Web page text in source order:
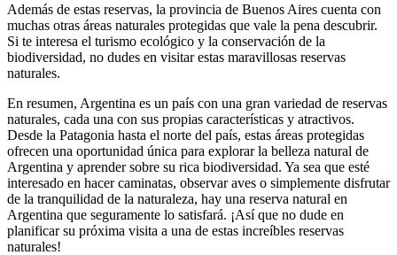
Además de estas reservas, la provincia de Buenos Aires cuenta con
muchas otras áreas naturales protegidas que vale la pena descubrir.
Si te interesa el turismo ecológico y la conservación de la
biodiversidad, no dudes en visitar estas maravillosas reservas
naturales.
En resumen, Argentina es un país con una gran variedad de reservas
naturales, cada una con sus propias características y atractivos.
Desde la Patagonia hasta el norte del país, estas áreas protegidas
ofrecen una oportunidad única para explorar la belleza natural de
Argentina y aprender sobre su rica biodiversidad. Ya sea que esté
interesado en hacer caminatas, observar aves o simplemente disfrutar
de la tranquilidad de la naturaleza, hay una reserva natural en
Argentina que seguramente lo satisfará. ¡Así que no dude en
planificar su próxima visita a una de estas increíbles reservas
naturales!